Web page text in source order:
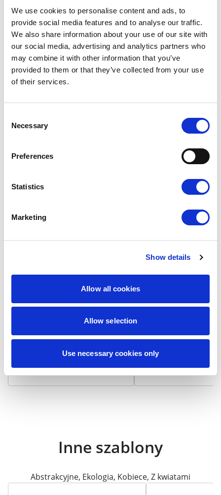
We use cookies to personalise content and ads, to
provide social media features and to analyse our traffic.
We also share information about your use of our site with
our social media, advertising and analytics partners who
may combine it with other information that you’ve
provided to them or that they’ve collected from your use
of their services.
Selection
Necessary
Preferences
Statistics
Marketing
Show details
Allow all cookies
Allow selection
Use necessary cookies only
Dopasuj wykończenie do
swojego projektu
Możesz dobrać do projektu matowe lub błyszczące
wykończenie — każde z nich inaczej podkreśla kolory i
Wizytówka na papierze 300
g/m² z matowym laminatem,
zapewnia niepalcującą się
zwiększa trwałość i chroni przed
+7,90 zł / 100 szt.
Laminat
g/m² pokryta
laminatem, który
bardziej odporna na
żywotność.
+7,90 zł / 100 szt.
Inne szablony
Abstrakcyjne, Ekologia, Kobiece, Z kwiatami